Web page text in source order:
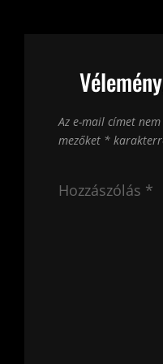
Az e-mail címet nem
mezőket *
Hozzászólás *